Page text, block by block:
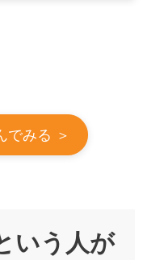
でみる ＞
いう人が